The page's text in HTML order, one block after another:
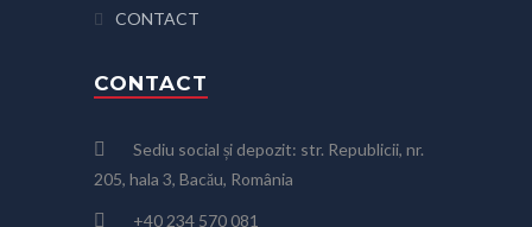
CONTACT
CONTACT
Sediu social și depozit: str. Republicii, nr.
205, hala 3, Bacău, România
+40 234 570 081